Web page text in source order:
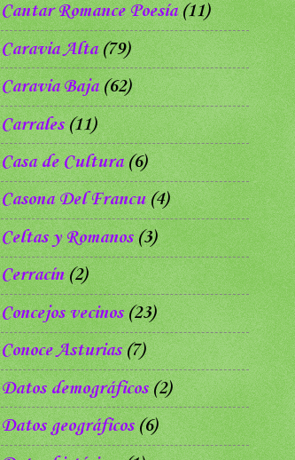
Cantar Romance Poesía (11)
Caravia Alta (79)
Caravia Baja (62)
Carrales (11)
Casa de Cultura (6)
Casona Del Francu (4)
Celtas y Romanos (3)
Cerracín (2)
Concejos vecinos (23)
Conoce Asturias (7)
Datos demográficos (2)
Datos geográficos (6)